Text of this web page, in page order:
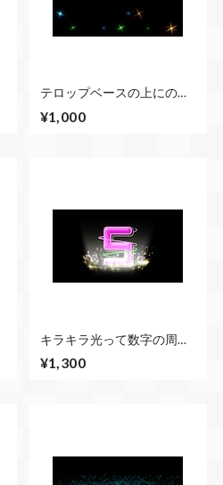
テロップベースの上にのせ
素材（ロング・ショートセ
¥1,000
キラキラ光って数字の周り
ントダウン カラフル
¥1,300